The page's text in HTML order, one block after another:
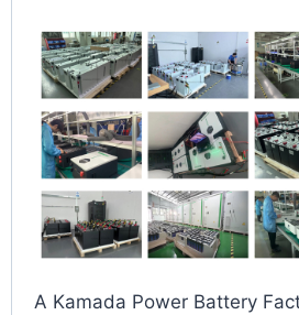
A Kamada Power Battery